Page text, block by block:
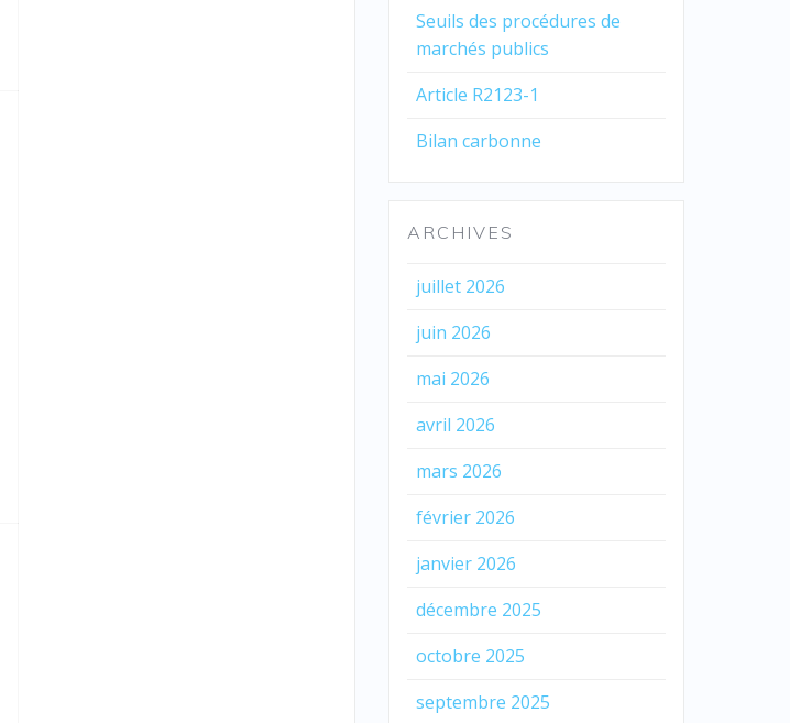
Seuils des procédures de
marchés publics
Article R2123-1
Bilan carbonne
ARCHIVES
juillet 2026
juin 2026
mai 2026
avril 2026
mars 2026
février 2026
janvier 2026
décembre 2025
octobre 2025
septembre 2025